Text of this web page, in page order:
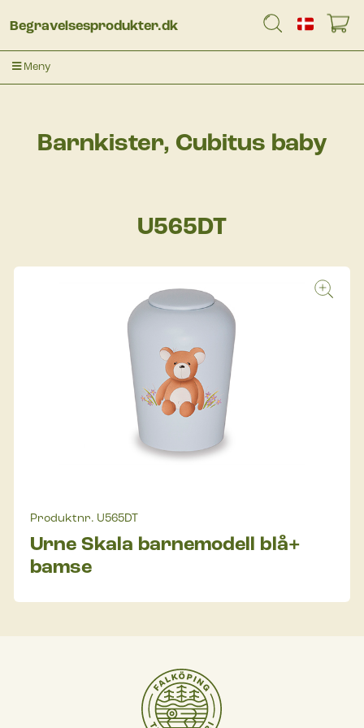
Begravelsesprodukter.dk
Meny
Barnkister, Cubitus baby
U565DT
Produktnr. U565DT
Urne Skala barnemodell blå+
bamse